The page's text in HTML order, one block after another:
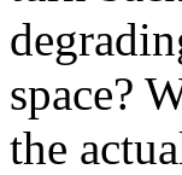
space?
the